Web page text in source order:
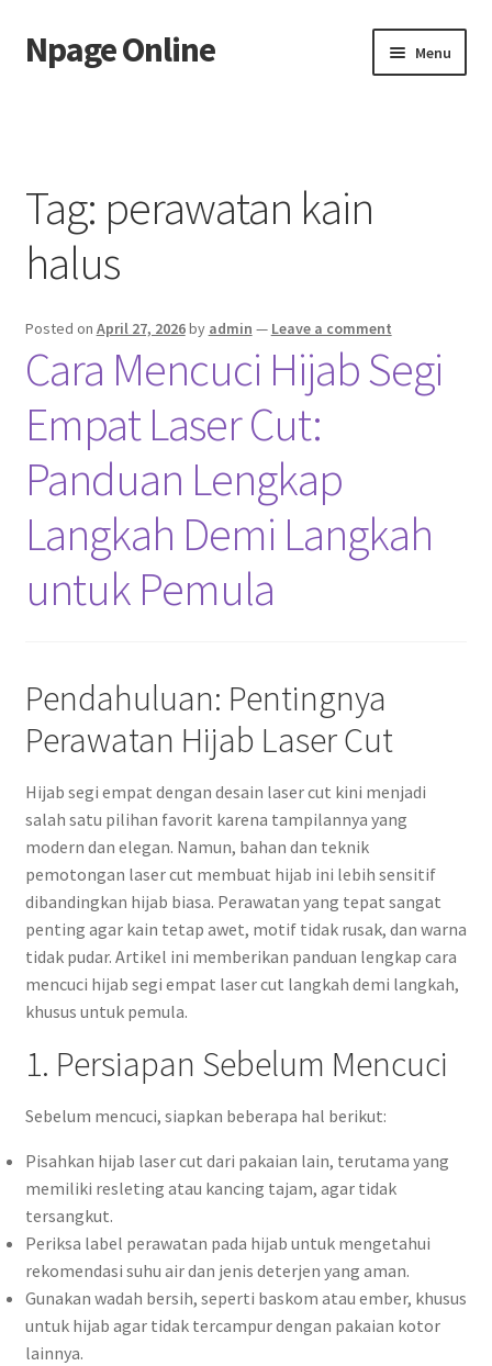
Skip
to
Skip
to
Npage Online Menu
Tag: perawatan kain
halus
Posted on April 27, 2026by admin — Leave a comment
Cara Mencuci Hijab Segi
Empat Laser Cut:
Panduan Lengkap
Langkah Demi Langkah
untuk Pemula
Pendahuluan: Pentingnya
Perawatan Hijab Laser Cut
Hijab segi empat dengan desain laser cut kini menjadi
salah satu pilihan favorit karena tampilannya yang
modern dan elegan. Namun, bahan dan teknik
pemotongan laser cut membuat hijab ini lebih sensitif
dibandingkan hijab biasa. Perawatan yang tepat sangat
penting agar kain tetap awet, motif tidak rusak, dan warna
tidak pudar. Artikel ini memberikan panduan lengkap cara
mencuci hijab segi empat laser cut langkah demi langkah,
khusus untuk pemula.
1. Persiapan Sebelum Mencuci
Sebelum mencuci, siapkan beberapa hal berikut:
Pisahkan hijab laser cut dari pakaian lain, terutama yang
memiliki resleting atau kancing tajam, agar tidak
tersangkut.
Periksa label perawatan pada hijab untuk mengetahui
rekomendasi suhu air dan jenis deterjen yang aman.
Gunakan wadah bersih, seperti baskom atau ember, khusus
untuk hijab agar tidak tercampur dengan pakaian kotor
lainnya.